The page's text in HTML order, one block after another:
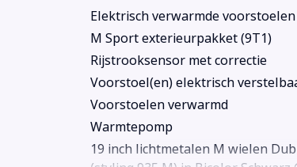
Elektrisch verwarmde voorstoelen
M Sport exterieurpakket (9T1)
Rijstrooksensor met correctie
Voorstoel(en) elektrisch
Voorstoelen verwarmd
Warmtepomp
19 inch lichtmetalen M wielen